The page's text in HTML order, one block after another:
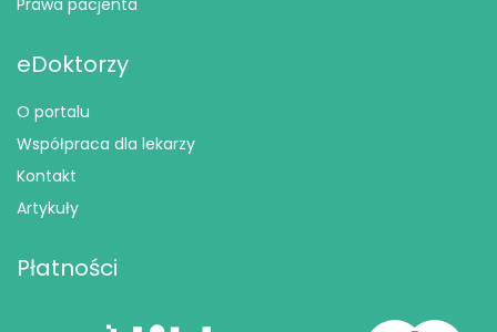
Prawa pacjenta
eDoktorzy
O portalu
Współpraca dla lekarzy
Kontakt
Artykuły
Płatności